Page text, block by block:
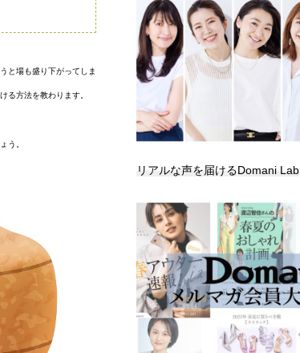
と場も盛り下がってしま
る方法を教わります。
う。
リアルな声を届けるDomani Lab